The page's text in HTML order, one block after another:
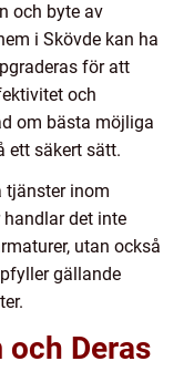
och byte av
i Skövde kan ha
för att
och
om bästa möjliga
ett säkert sätt.
tjänster inom
det inte
utan också
gällande
Deras